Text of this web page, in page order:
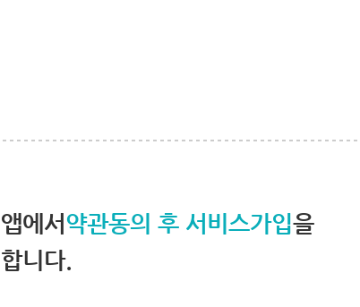
앱에서 약관동의 후 서비스가입을
합니다.